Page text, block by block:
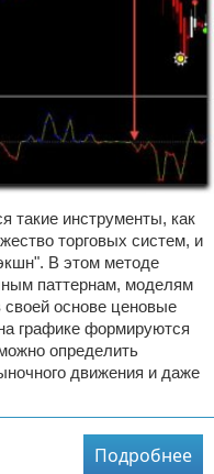
такие инструменты, как
торговых систем, и
В этом методе
паттернам, моделям
основе ценовые
графике формируются
определить
движения и даже
Подробнее